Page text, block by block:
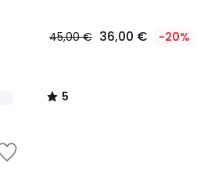
45,00 € 36,00 € -20%
5
/